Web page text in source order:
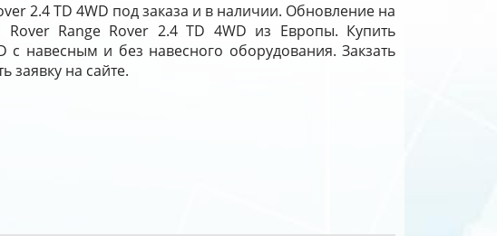
2.4 TD 4WD под заказа и в наличии. Обновление на
Range Rover 2.4 TD 4WD из Европы. Купить
с навесным и без навесного оборудования. Закзать
заявку на сайте.